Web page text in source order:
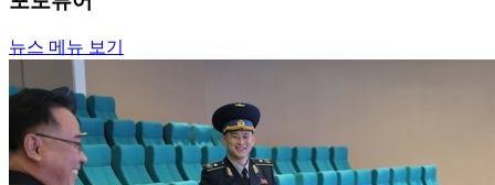
뉴스 메뉴 보기